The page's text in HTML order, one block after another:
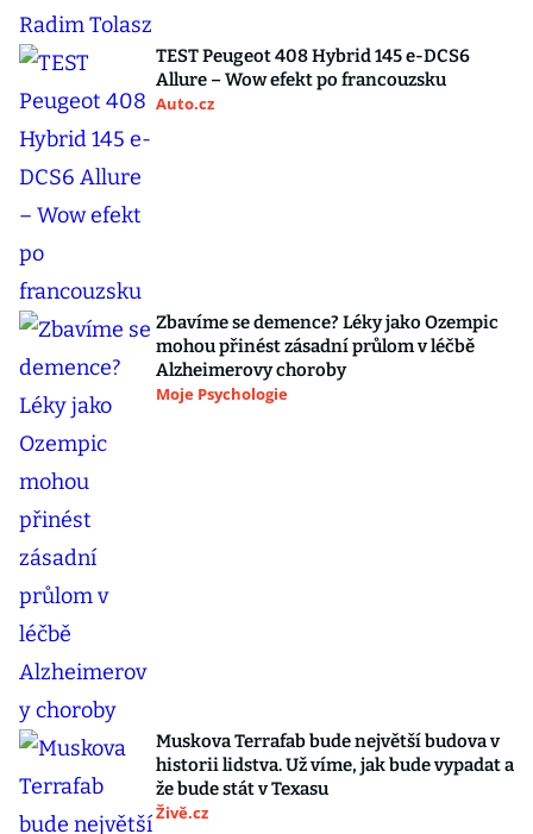
TEST Peugeot 408 Hybrid 145 e-DCS6
Allure – Wow efekt po francouzsku
Auto.cz
Zbavíme se demence? Léky jako Ozempic
mohou přinést zásadní průlom v léčbě
Alzheimerovy choroby
Moje Psychologie
Muskova Terrafab bude největší budova v
historii lidstva. Už víme, jak bude vypadat a
že bude stát v Texasu
Živě.cz